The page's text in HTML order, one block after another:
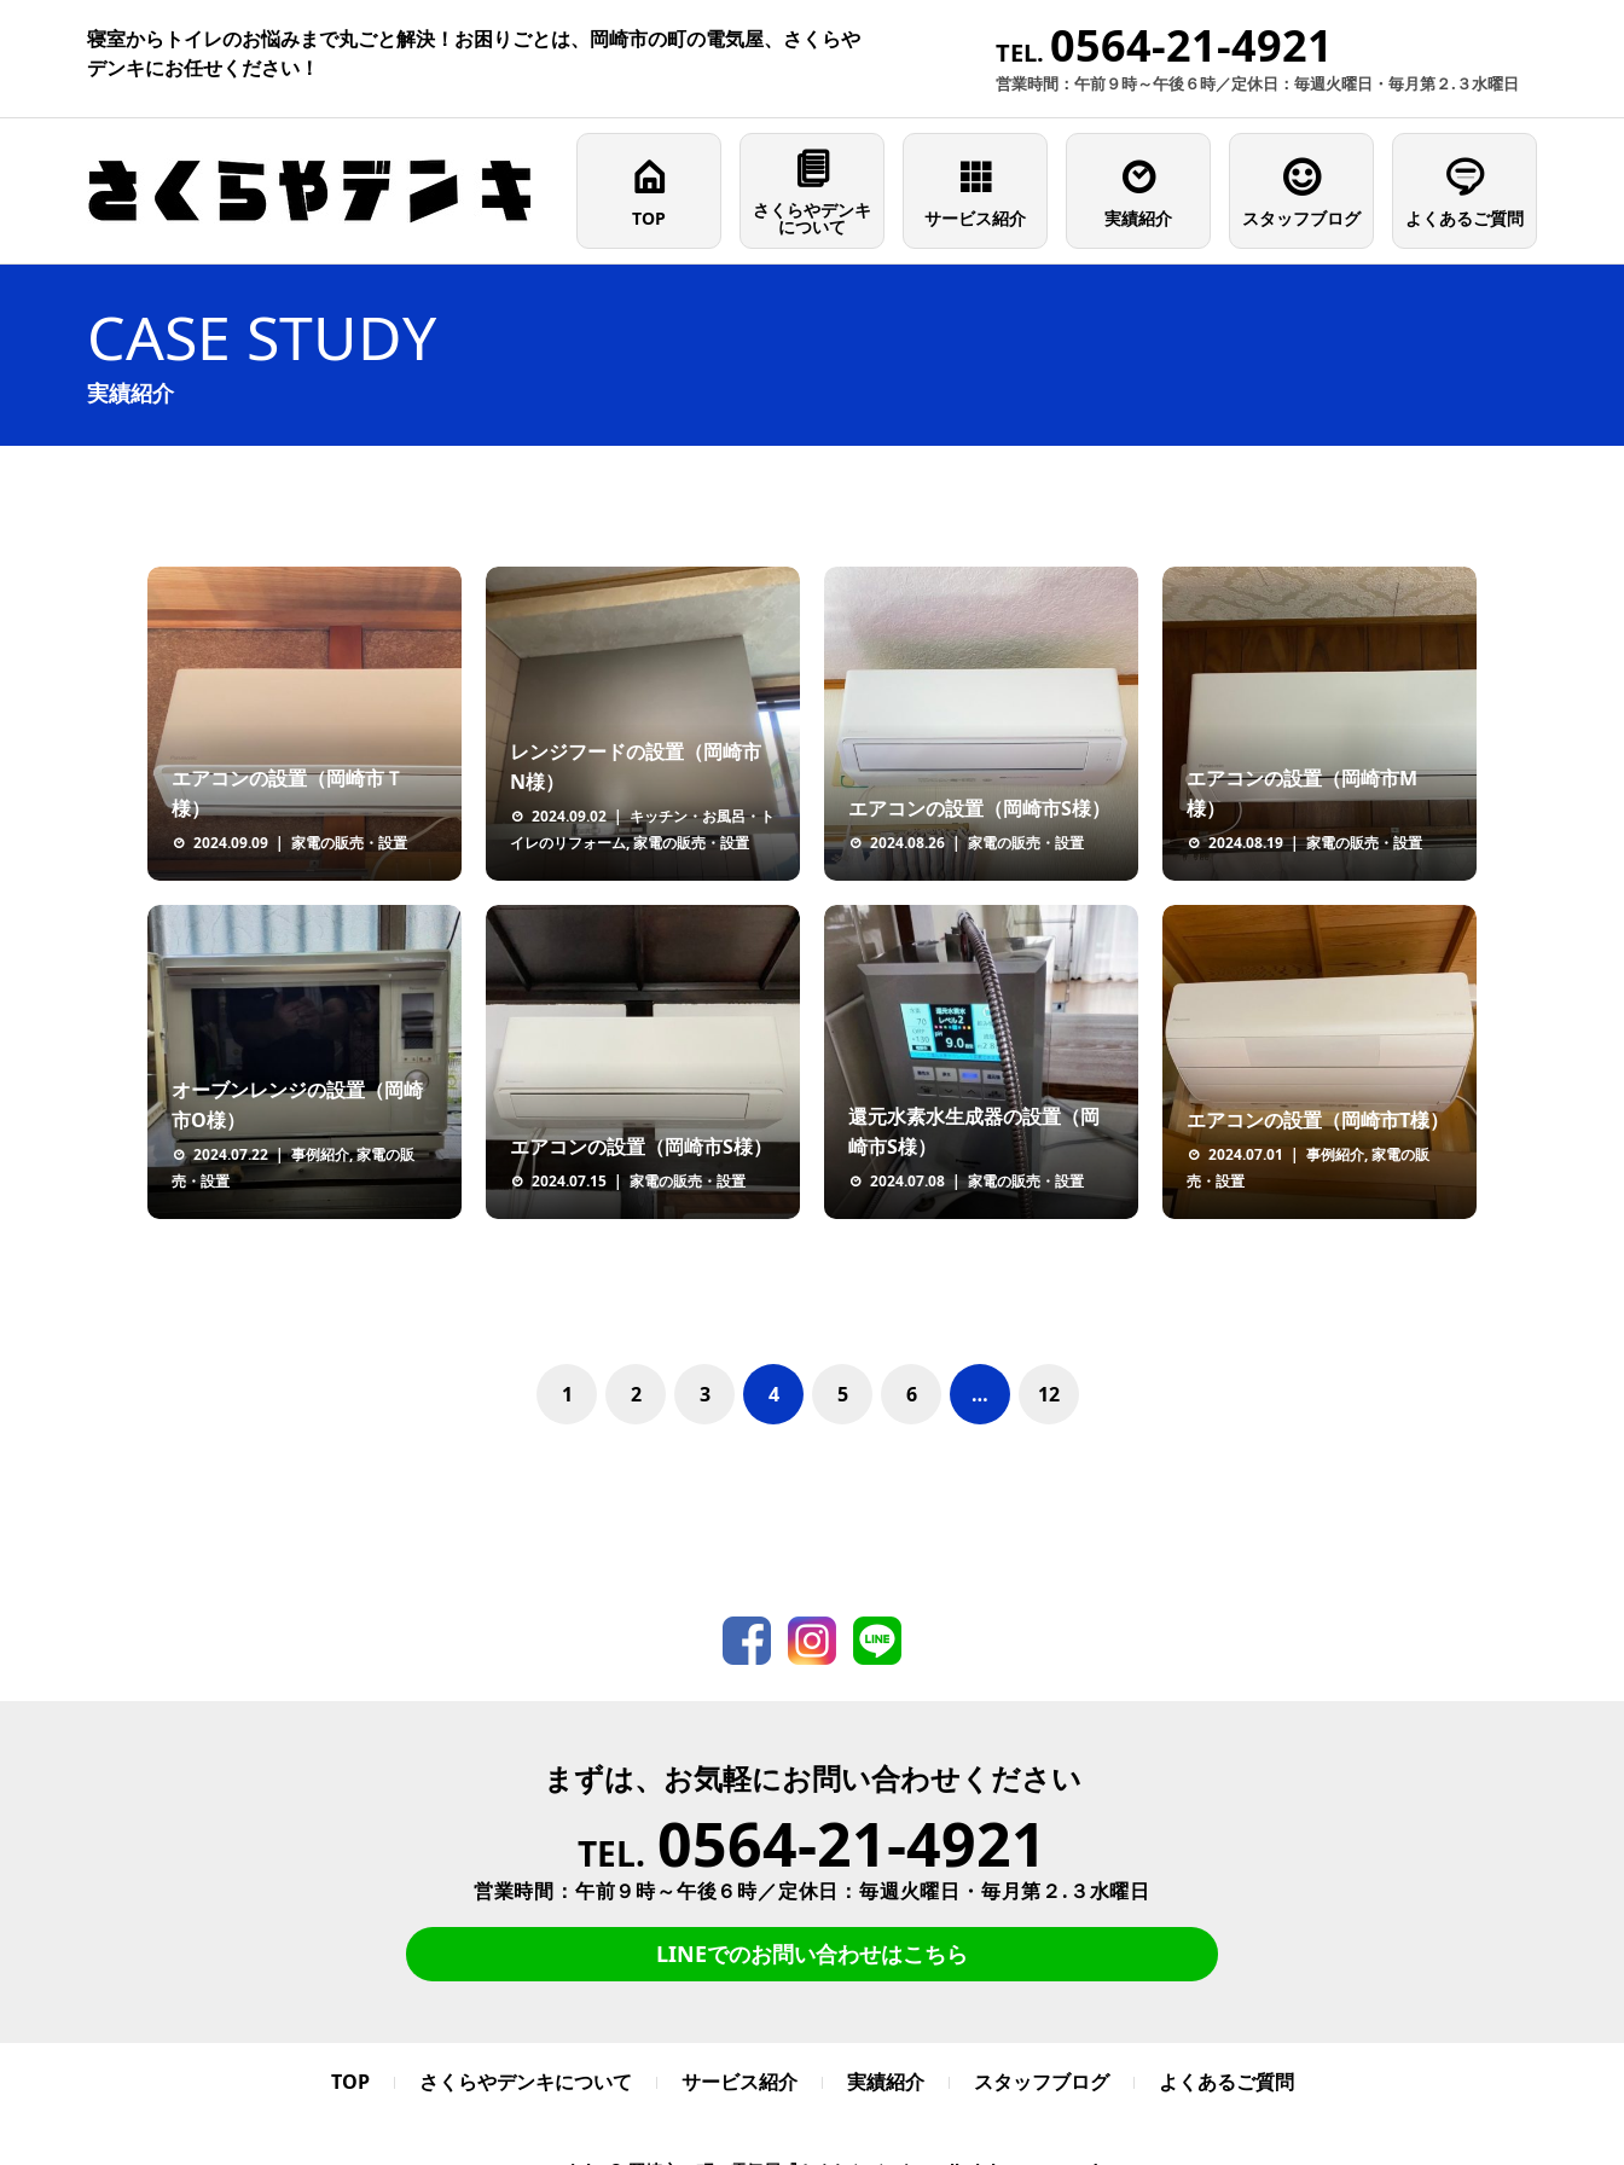
寝室からトイレのお悩みまで丸ごと解決！お困りごとは、岡崎市の町の電気屋、さくらや
デンキにお任せください！
TEL. 0564-21-4921
営業時間：午前９時～午後６時／定休日：毎週火曜日・毎月第２.３水曜日
TOP さくらやデンキ
について サービス紹介 実績紹介 スタッフブログ よくあるご質問
CASE STUDY
実績紹介
エアコンの設置（岡崎市Ｔ
様）
2024.09.09 家電の販売・設置
レンジフードの設置（岡崎市
N様）
2024.09.02
キッチン・お風呂・ト
イレのリフォーム,家電の販売・設置
エアコンの設置（岡崎市S様）
2024.08.26 家電の販売・設置
エアコンの設置（岡崎市M
様）
2024.08.19 家電の販売・設置
オーブンレンジの設置（岡崎
市O様）
2024.07.22 事例紹介,家電の販
売・設置
エアコンの設置（岡崎市S様）
2024.07.15 家電の販売・設置
還元水素水生成器の設置（岡
崎市S様）
2024.07.08 家電の販売・設置
エアコンの設置（岡崎市T様）
2024.07.01 事例紹介,家電の販
売・設置
1 2 3 4 5 6 … 12
まずは、お気軽にお問い合わせください
TEL. 0564-21-4921
営業時間：午前９時～午後６時／定休日：毎週火曜日・毎月第２.３水曜日
LINEでのお問い合わせはこちら
TOP さくらやデンキについて サービス紹介 実績紹介 スタッフブログ よくあるご質問